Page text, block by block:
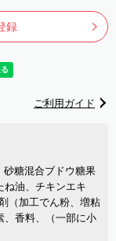
録
ご利用ガイド
糖混合ブドウ糖果
ね油、チキンエキ
（加工でん粉、増粘
、香料、（一部に小